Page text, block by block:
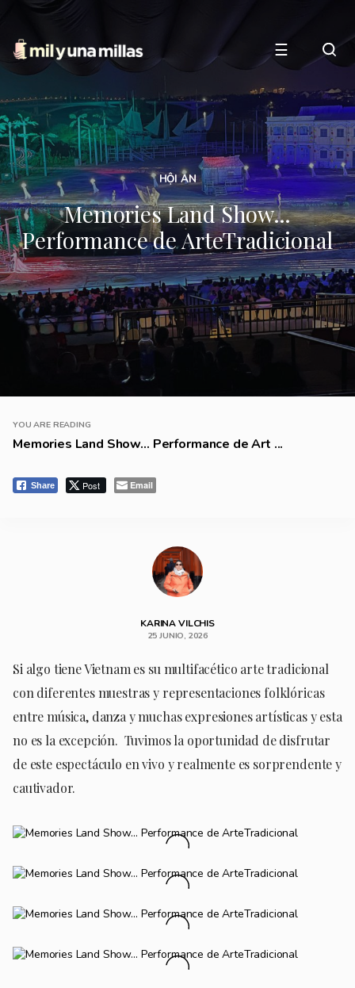
☰
HỘI AN
Memories Land Show…
Performance de ArteTradicional
YOU ARE READING
Memories Land Show… Performance de Art ...
Share Post Email
KARINA VILCHIS
25 JUNIO, 2026
Si algo tiene Vietnam es su multifacético arte tradicional
con diferentes muestras y representaciones folklóricas
entre música, danza y muchas expresiones artísticas y esta
no es la excepción. Tuvimos la oportunidad de disfrutar
de este espectáculo en vivo y realmente es sorprendente y
cautivador.